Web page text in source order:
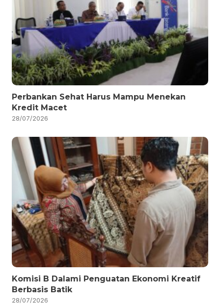
Perbankan Sehat Harus Mampu Menekan
Kredit Macet
28/07/2026
Komisi B Dalami Penguatan Ekonomi Kreatif
Berbasis Batik
28/07/2026